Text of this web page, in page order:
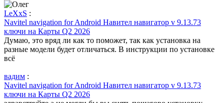
LeXxS :
Navitel navigation for Android Навител навигатор v 9.13.73
ключи на Карты Q2 2026
Думаю, это вряд ли как то поможет, так как установка на
разные модели будет отличаться. В инструкции по установке
всё
вадим :
Navitel navigation for Android Навител навигатор v 9.13.73
ключи на Карты Q2 2026